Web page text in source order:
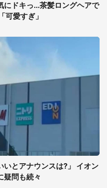
にドキっ...茶髪ロングヘアで
可愛すぎ」
いとアナウンスは?」 イオン
疑問も続々